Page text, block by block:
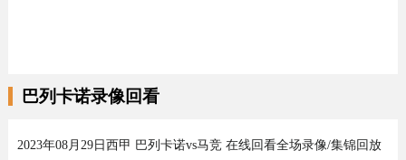
巴列卡诺录像回看
2023年08月29日西甲 巴列卡诺vs马竞 在线回看全场录像/集锦回放